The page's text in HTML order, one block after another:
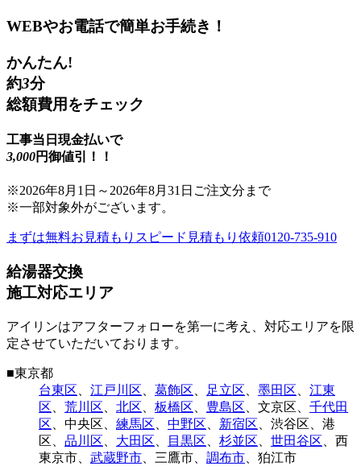
WEBやお電話で簡単お手続き！
かんたん!
約3分
総額費用をチェック
工事当日現金払いで
3,000円御値引！！
※2026年8月1日 ～ 2026年8月31日 ご注文分まで
※一部対象外がございます。
まずは無料お見積もり スピード見積もり依頼0120-735-910
給湯器交換
施工対応エリア
アイリンはアフターフォローを第一に考え、対応エリアを限
定させていただいております。
■東京都
台東区
江戸川区 葛飾区 足立区 墨田区
江東
区
荒川区 北区 板橋区 豊島区 文京区
千代田
区
中央区 練馬区 中野区 新宿区 渋谷区
港
区
品川区 大田区 目黒区 杉並区 世田谷区
西
東京市
武蔵野市 三鷹市 調布市
狛江市